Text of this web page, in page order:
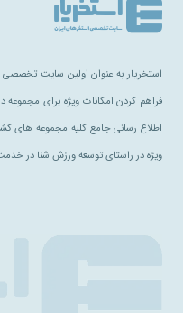
استخریار به عنوان اولین سایت تخصصی
فراهم کردن امکانات ویژه برای مجموعه
اطلاع رسانی جامع کلیه مجموعه های
ویژه در راستای توسعه ورزش شنا در